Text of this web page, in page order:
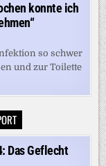
konnte ich
so schwer
und zur Toilette
Das Geflecht